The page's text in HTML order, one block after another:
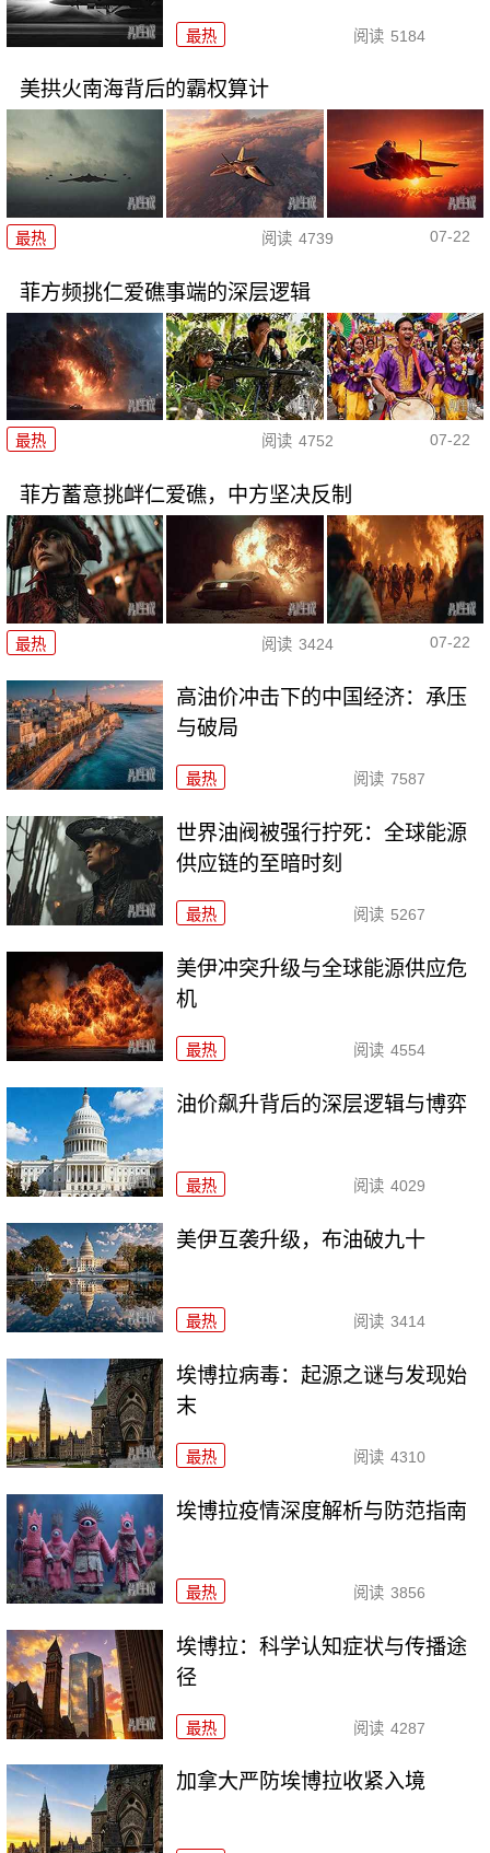
最热 阅读 5184
美拱火南海背后的霸权算计
最热 阅读 4739 07-22
菲方频挑仁爱礁事端的深层逻辑
最热 阅读 4752 07-22
菲方蓄意挑衅仁爱礁，中方坚决反制
最热 阅读 3424 07-22
高油价冲击下的中国经济：承压
与破局
最热 阅读 7587
世界油阀被强行拧死：全球能源
供应链的至暗时刻
最热 阅读 5267
美伊冲突升级与全球能源供应危
机
最热 阅读 4554
油价飙升背后的深层逻辑与博弈
最热 阅读 4029
美伊互袭升级，布油破九十
最热 阅读 3414
埃博拉病毒：起源之谜与发现始
末
最热 阅读 4310
埃博拉疫情深度解析与防范指南
最热 阅读 3856
埃博拉：科学认知症状与传播途
径
最热 阅读 4287
加拿大严防埃博拉收紧入境